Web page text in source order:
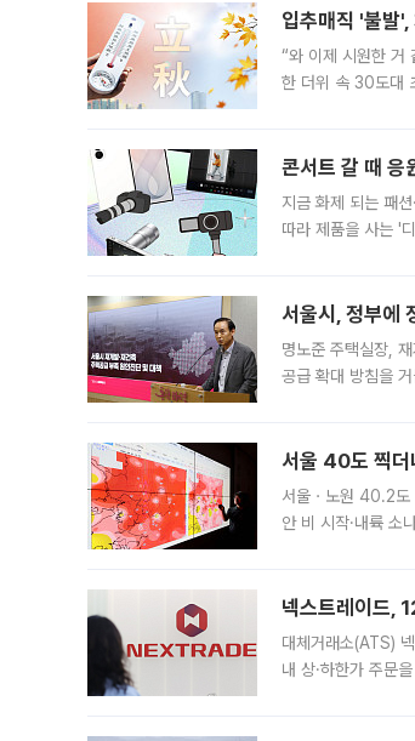
입추매직 '불발
“와 이제 시원한 거
한 더위 속 30도대
콘서트 갈 때
지금 화제 되는 패
따라 제품을 사는 '
서울시, 정부에
명노준 주택실장,
공급 확대 방침을
서울 40도 찍
서울ㆍ노원 40.2
안 비 시작·내륙 소
넥스트레이드,
대체거래소(ATS)
내 상·하한가 주문